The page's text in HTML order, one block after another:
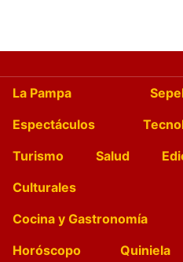
La Pampa
Espectáculos
Turismo
Salud
Culturales
Cocina y Gastronomía
Horóscopo
Quiniela